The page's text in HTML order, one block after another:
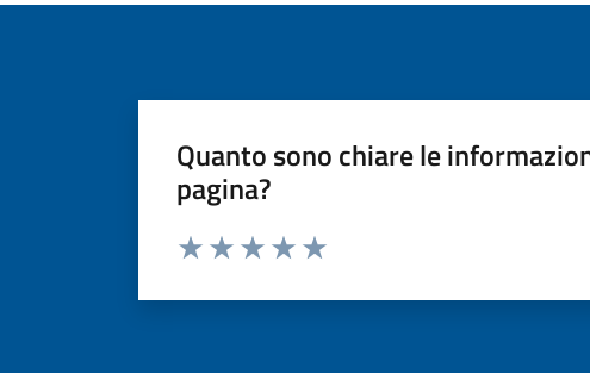
Quanto sono chiare le
pagina?
Valuta da 1 a 5 stelle la pagina